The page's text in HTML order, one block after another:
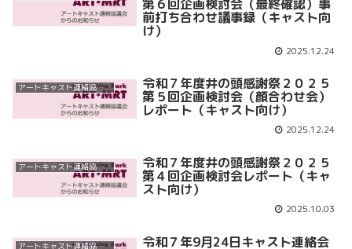
第６回企画検討会（最終確認）事
前打ち合わせ議事録（キャスト向
け）
2025.12.24
アートキャスト連絡協議会 令和７年度井の頭感謝祭２０２５
第５回企画検討会（顔合わせ会）
レポート（キャスト向け）
2025.12.24
アートキャスト連絡協議会 令和７年度井の頭感謝祭２０２５
第４回企画検討会レポート（キャ
スト向け）
2025.10.03
アートキャスト連絡協議会 令和７年9月24日キャスト連絡会